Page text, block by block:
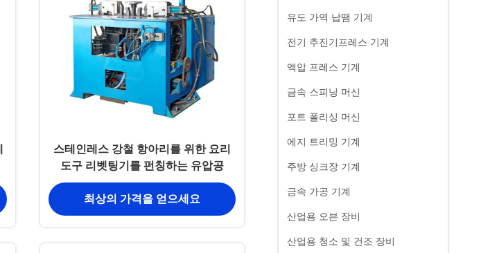
유도 가역 납땜 기계
전기 추진기프레스 기계
액압 프레스 기계
금속 스피닝 머신
포트 폴리싱 머신
에지 트리밍 기계
주방 싱크장 기계
금속 가공 기계
산업용 오븐 장비
산업용 청소 및 건조 장비
스테인레스 강철 항아리를 위한 요리
도구 리벳팅기를 펀칭하는 유압공
최상의 가격을 얻으세요